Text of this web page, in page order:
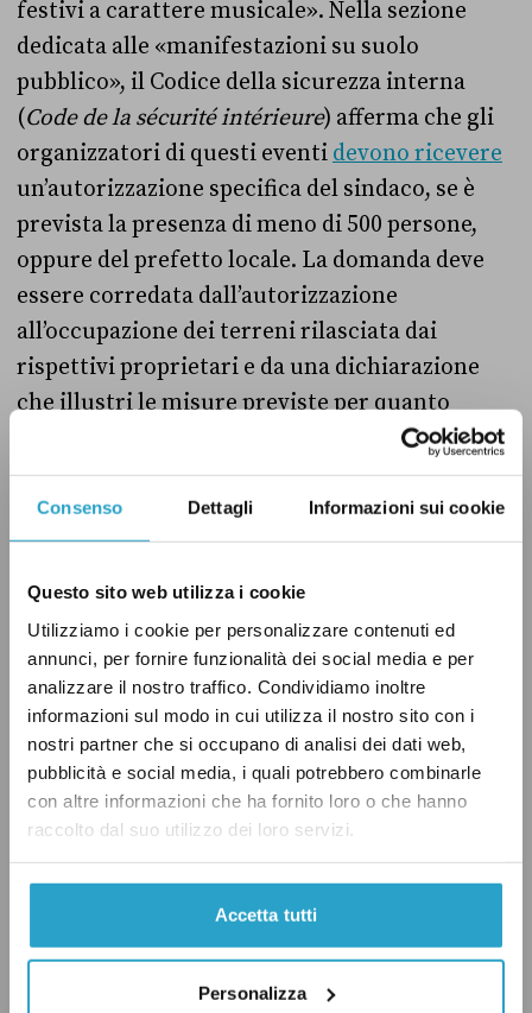
Consenso Dettagli Informazioni sui cookie
Questo sito web utilizza i cookie
Utilizziamo i cookie per personalizzare contenuti ed
annunci, per fornire funzionalità dei social media e per
analizzare il nostro traffico. Condividiamo inoltre
informazioni sul modo in cui utilizza il nostro sito con i
nostri partner che si occupano di analisi dei dati web,
pubblicità e social media, i quali potrebbero combinarle
con altre informazioni che ha fornito loro o che hanno
raccolto dal suo utilizzo dei loro servizi.
Accetta tutti
Personalizza
festivi a carattere musicale». Nella sezione
dedicata alle «manifestazioni su suolo
pubblico», il Codice della sicurezza interna
(Code de la sécurité intérieure) afferma che gli
organizzatori di questi eventi devono ricevere
un’autorizzazione specifica del sindaco, se è
prevista la presenza di meno di 500 persone,
oppure del prefetto locale. La domanda deve
essere corredata dall’autorizzazione
all’occupazione dei terreni rilasciata dai
rispettivi proprietari e da una dichiarazione
che illustri le misure previste per quanto
riguarda la sicurezza, l’igiene e il rispetto della
quiete pubblica.
Nel caso in cui le misure presentate siano
ritenute insufficienti, le autorità possono
tutte le misure necessarie per il corretto
svolgimento del raduno», tra cui l’attivazione
di un servizio d’ordine o di un presidio
sanitario. Inoltre, le autorità possono impedire
il raduno se le misure richieste non sono
rispettate oppure se l’evento potrebbe
«nuocere gravemente all’ordine pubblico».
dopo aver informato i partecipanti della